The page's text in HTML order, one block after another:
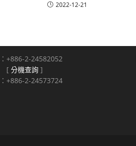
2022-12-21
+886-2-24582052
分機查詢 ]
+886-2-24573724